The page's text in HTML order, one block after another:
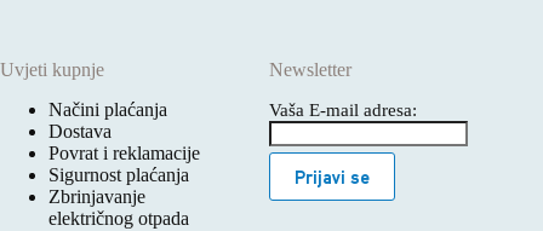
Uvjeti kupnje
Načini plaćanja
Dostava
Povrat i reklamacije
Sigurnost plaćanja
Zbrinjavanje
električnog otpada
Newsletter
Vaša E-mail adresa:
Prijavi se